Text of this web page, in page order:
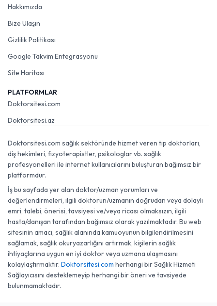
Hakkımızda
Bize Ulaşın
Gizlilik Politikası
Google Takvim Entegrasyonu
Site Haritası
PLATFORMLAR
Doktorsitesi.com
Doktorsitesi.az
Doktorsitesi.com sağlık sektöründe hizmet veren tıp doktorları,
diş hekimleri, fizyoterapistler, psikologlar vb. sağlık
profesyonelleri ile internet kullanıcılarını buluşturan bağımsız bir
platformdur.
İş bu sayfada yer alan doktor/uzman yorumları ve
değerlendirmeleri, ilgili doktorun/uzmanın doğrudan veya dolaylı
emri, talebi, önerisi, tavsiyesi ve/veya ricası olmaksızın, ilgili
hasta/danışan tarafından bağımsız olarak yazılmaktadır. Bu web
sitesinin amacı, sağlık alanında kamuoyunun bilgilendirilmesini
sağlamak, sağlık okuryazarlığını artırmak, kişilerin sağlık
ihtiyaçlarına uygun en iyi doktor veya uzmana ulaşmasını
kolaylaştırmaktır. Doktorsitesi.com herhangi bir Sağlık Hizmeti
Sağlayıcısını desteklemeyip herhangi bir öneri ve tavsiyede
bulunmamaktadır.